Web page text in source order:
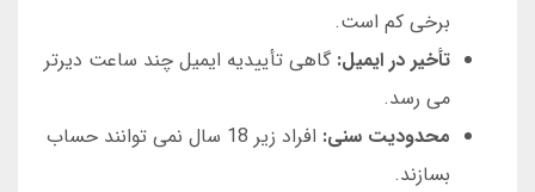
برخی کم است.
تأخیر در ایمیل: گاهی تأییدیه ایمیل چند ساعت دیرتر
می رسد.
محدودیت سنی:
افراد زیر 18 سال نمی توانند حساب
بسازند.